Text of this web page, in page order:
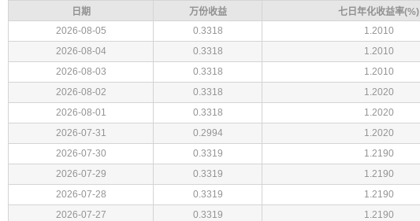
日期 万份收益
七日年化收益率(%)
2026-08-05
0.3318
1.2010
2026-08-04
0.3318
1.2010
2026-08-03
0.3318
1.2010
2026-08-02
0.3318
1.2020
2026-08-01
0.3318
1.2020
2026-07-31
0.2994
1.2020
2026-07-30
0.3319
1.2190
2026-07-29
0.3319
1.2190
2026-07-28
0.3319
1.2190
2026-07-27
0.3319
1.2190